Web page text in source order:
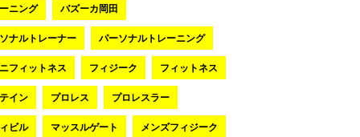
ニング バズーカ岡田
ナルトレーナー パーソナルトレーニング
フィットネス フィジーク フィットネス
イン プロレス プロレスラー
ビル マッスルゲート メンズフィジーク